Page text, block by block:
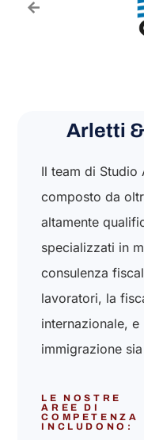
Arletti
Il team di Studio
composto da
altamente
specializzati in
consulenza
lavoratori, la
internazionale,
immigrazione
LE NOSTRE
AREE DI
COMPETENZA
INCLUDONO: